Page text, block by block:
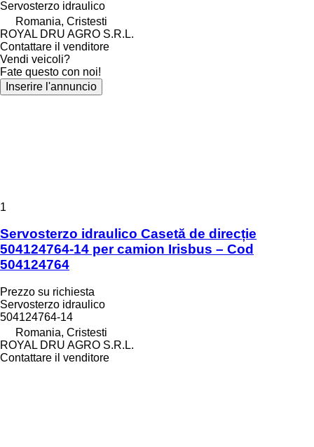
Servosterzo idraulico
Romania, Cristesti
ROYAL DRU AGRO S.R.L.
Contattare il venditore
Vendi veicoli?
Fate questo con noi!
Inserire l'annuncio
1
Servosterzo idraulico Casetă de direcție
504124764-14 per camion Irisbus – Cod
504124764
Prezzo su richiesta
Servosterzo idraulico
504124764-14
Romania, Cristesti
ROYAL DRU AGRO S.R.L.
Contattare il venditore